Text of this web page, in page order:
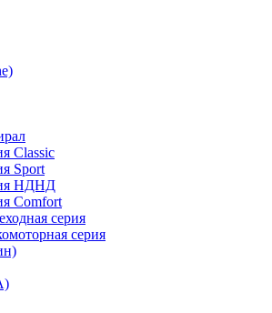
Classic
Sport
НДНД
Comfort
серия
серия